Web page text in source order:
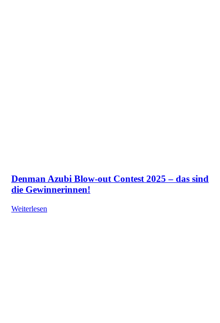
Denman Azubi Blow-out Contest 2025 – das sind
die Gewinnerinnen!
Weiterlesen